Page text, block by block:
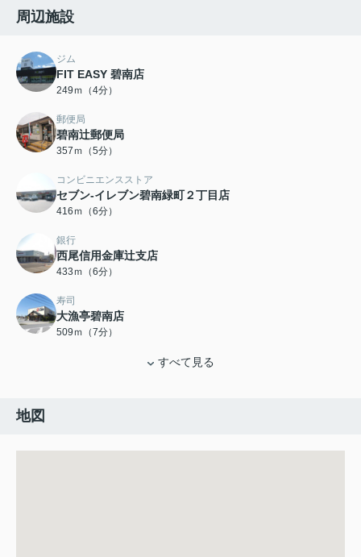
周辺施設
ジム
FIT EASY 碧南店
249ｍ（4分）
郵便局
碧南辻郵便局
357ｍ（5分）
コンビニエンスストア
セブン-イレブン碧南緑町２丁目店
416ｍ（6分）
銀行
西尾信用金庫辻支店
433ｍ（6分）
寿司
大漁亭碧南店
509ｍ（7分）
すべて見る
地図